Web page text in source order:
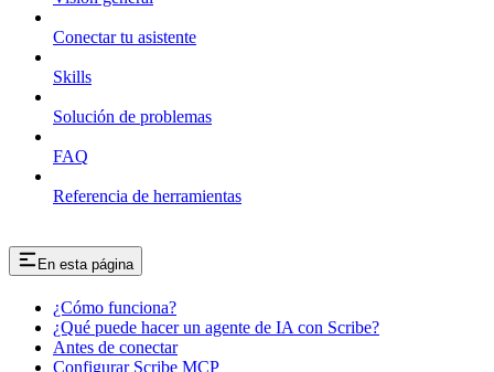
Conectar tu asistente
Skills
Solución de problemas
FAQ
Referencia de herramientas
En esta página
¿Cómo funciona?
¿Qué puede hacer un agente de IA con Scribe?
Antes de conectar
Configurar Scribe MCP